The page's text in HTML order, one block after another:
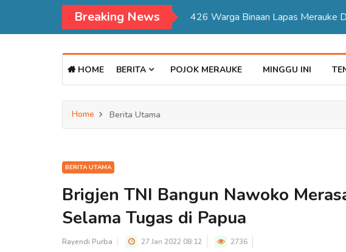
Breaking News Kadisdukcapil Merauke Tegaskan
HOME BERITA POJOK MERAUKE MINGGU INI
Home Berita Utama
BERITA UTAMA
Brigjen TNI Bangun Nawoko
Selama Tugas di Papua
Rayendi Purba 27 Jan 2022 08:12 2736